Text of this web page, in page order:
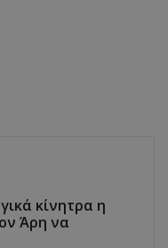
κίνητρα η
Άρη να